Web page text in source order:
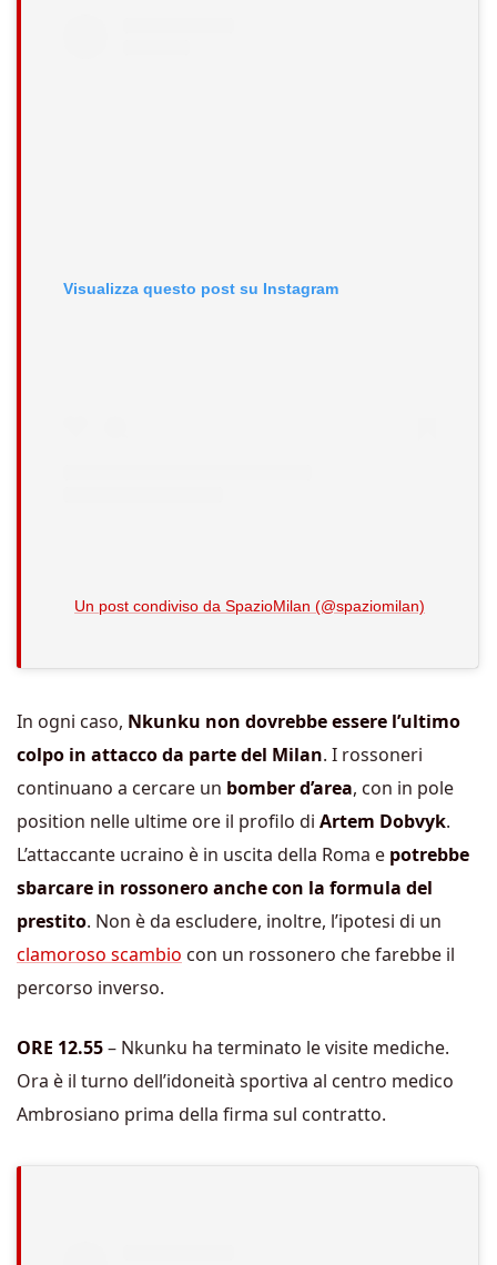
Visualizza questo post su Instagram
Un post condiviso da SpazioMilan (@spaziomilan)
In ogni caso, Nkunku non dovrebbe essere l’ultimo
colpo in attacco da parte del Milan. I rossoneri
continuano a cercare un bomber d’area, con in pole
position nelle ultime ore il profilo di Artem Dobvyk.
L’attaccante ucraino è in uscita della Roma e potrebbe
sbarcare in rossonero anche con la formula del
prestito. Non è da escludere, inoltre, l’ipotesi di un
clamoroso scambio con un rossonero che farebbe il
percorso inverso.
ORE 12.55– Nkunku ha terminato le visite mediche.
Ora è il turno dell’idoneità sportiva al centro medico
Ambrosiano prima della firma sul contratto.